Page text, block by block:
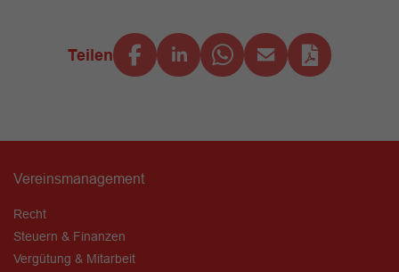
Teilen
Vereinsmanagement
Recht
Steuern & Finanzen
Vergütung & Mitarbeit